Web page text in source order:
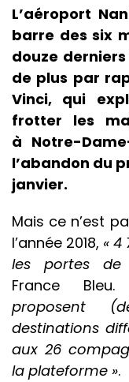
L’aéroport
barre des six
douze derniers
de plus par
Vinci, qui
frotter les
à Notre-
l’abandon du
janvier.
Mais ce n’est
l’année 2018, «
les portes de
France Bleu.
proposent
destinations
aux 26
la plateforme ».